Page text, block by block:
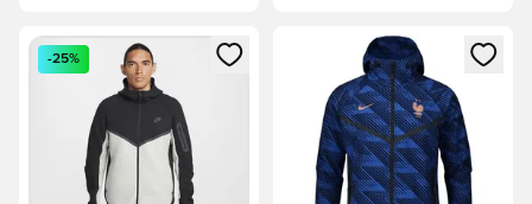
Öppnar en Modal för att logga in eller registrera dig som
-25%
Öppnar en Modal för att